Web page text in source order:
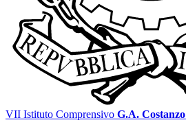
VII Istituto Comprensivo G.A. Costanzo